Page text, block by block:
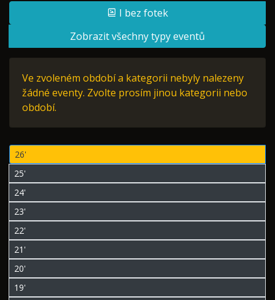
I bez fotek
Zobrazit všechny typy eventů
Ve zvoleném období a kategorii nebyly nalezeny
žádné eventy. Zvolte prosím jinou kategorii nebo
období.
26'
25'
24'
23'
22'
21'
20'
19'